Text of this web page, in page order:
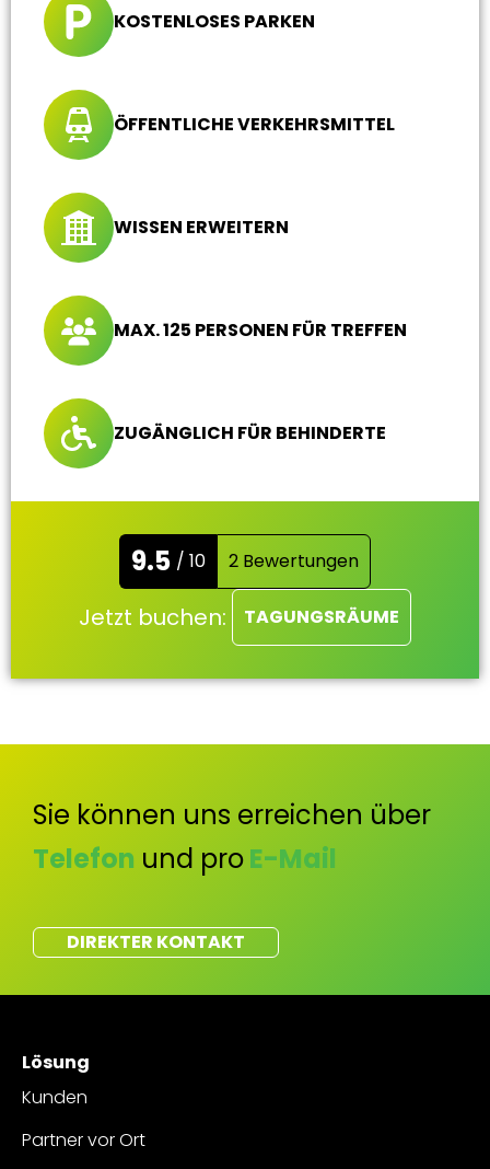
KOSTENLOSES PARKEN
ÖFFENTLICHE VERKEHRSMITTEL
WISSEN ERWEITERN
MAX. 125 PERSONEN FÜR TREFFEN
ZUGÄNGLICH FÜR BEHINDERTE
9.5 / 10 2 Bewertungen
Jetzt buchen: TAGUNGSRÄUME
Sie können uns erreichen über
Telefon und proE-Mail
DIREKTER KONTAKT
Lösung
Kunden
Partner vor Ort